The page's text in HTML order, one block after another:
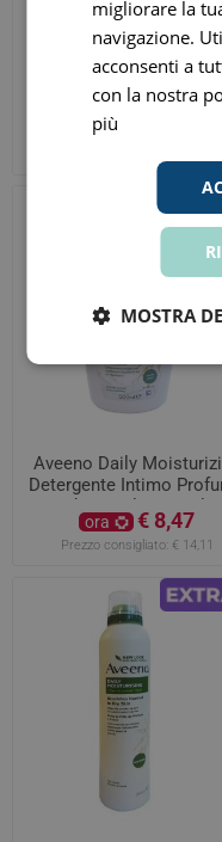
Aveeno bagno doccia
idratante quotidiano
ora
Aveeno Daily
Detergente Intimo
di Vaniglia 500ml
ora € 8,47
Prezzo consigliato: € 14,11
migliorare la
navigazione.
acconsenti a
con la nostra
più
MOSTRA